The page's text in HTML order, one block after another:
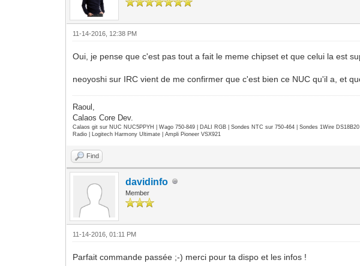
11-14-2016, 12:38 PM
Oui, je pense que c'est pas tout a fait le meme chipset et que celui la est
neoyoshi sur IRC vient de me confirmer que c'est bien ce NUC qu'il a, et
Raoul,
Calaos Core Dev.
Calaos git sur NUC NUC5PPYH | Wago 750-849 | DALI RGB | Sondes NTC sur 750-464 | Sondes 1Wire
Radio | Logitech Harmony Ultimate | Ampli Pioneer VSX921
Find
davidinfo
Member
11-14-2016, 01:11 PM
Parfait commande passée ;-) merci pour ta dispo et les infos !